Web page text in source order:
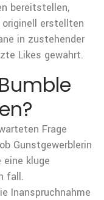
bereitstellen,
erstellten
in zustehender
Likes gewahrt.
Frage
Gunstgewerblerin
kluge
fall.
Inanspruchnahme